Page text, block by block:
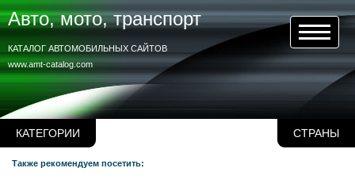
КАТЕГОРИИ СТРАНЫ
Авто, мото, транспорт
www.amt-catalog.com
КАТАЛОГ АВТОМОБИЛЬНЫХ САЙТОВ
Также рекомендуем посетить: